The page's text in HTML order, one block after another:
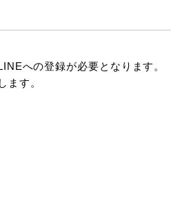
への登録が必要となります。
ます。